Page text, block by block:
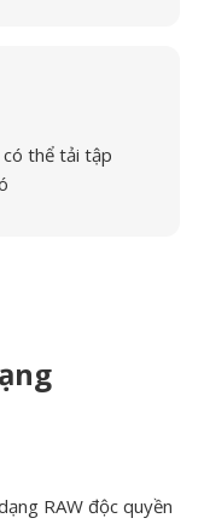
thể tải tập
RAW độc quyền